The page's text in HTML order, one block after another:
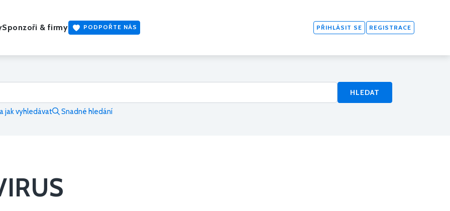
Sponzoři & firmy PODPOŘTE NÁS PŘIHLÁSIT SE REGISTRACE
HLEDAT
jak vyhledávat Snadné hledání